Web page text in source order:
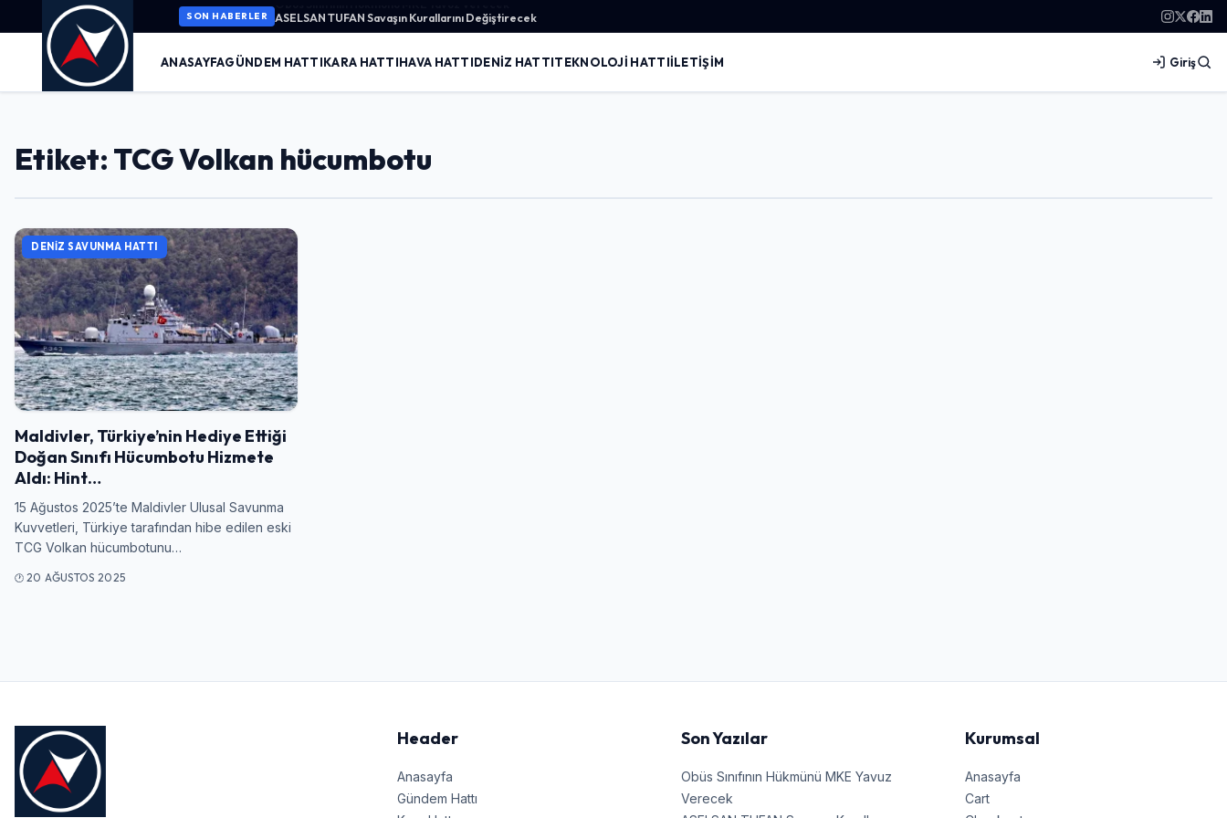
SON HABERLER ASELSAN TUFAN Savaşın Kurallarını Değiştirecek
ANASAYFAGÜNDEM HATTIKARA HATTIHAVA HATTIDENIZ HATTITEKNOLOJI HATTIİLETIŞIM Giriş
Etiket: TCG Volkan hücumbotu
DENIZ SAVUNMA HATTI
Maldivler, Türkiye’nin Hediye Ettiği
Doğan Sınıfı Hücumbotu Hizmete
Aldı: Hint…
15 Ağustos 2025’te Maldivler Ulusal Savunma
Kuvvetleri, Türkiye tarafından hibe edilen eski
TCG Volkan hücumbotunu…
20 AĞUSTOS 2025
Header
Anasayfa
Gündem Hattı
Son Yazılar
Obüs Sınıfının Hükmünü MKE Yavuz
Verecek
Kurumsal
Anasayfa
Cart